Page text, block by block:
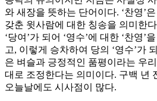
와 새장을 뜻하는 단어이다. ‘찬영’
갖춘 윗사람에 대한 칭송을 의미한
‘당여’가 되어 ‘영수’에 대한 ‘찬영’
고, 이렇게 승차하여 당의 ‘영수’가
은 벼슬과 긍정적인 품평이라는 우
대로 조정한다는 의미이다. 구백 년
오늘날에도 시사점이 많다.